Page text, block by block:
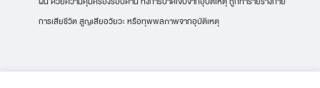
การเสียชีวิต สูญเสียอวัยวะ หรือทุพพลภาพจากอุบัติเหตุ